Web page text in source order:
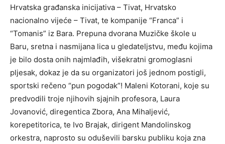
Hrvatska građanska inicijativa – Tivat, Hrvatsko
nacionalno vijeće – Tivat, te kompanije “Franca” i
“Tomanis” iz Bara. Prepuna dvorana Muzičke škole u
Baru, sretna i nasmijana lica u gledateljstvu, među kojima
je bilo dosta onih najmlađih, višekratni gromoglasni
pljesak, dokaz je da su organizatori još jednom postigli,
sportski rečeno “pun pogodak”! Maleni Kotorani, koje su
predvodili troje njihovih sjajnih profesora, Laura
Jovanović, diregentica Zbora, Ana Mihaljević,
korepetitorica, te Ivo Brajak, dirigent Mandolinskog
orkestra, naprosto su oduševili barsku publiku koja zna